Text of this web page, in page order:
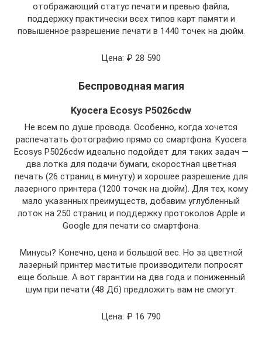
отображающий статус печати и превью файла,
поддержку практически всех типов карт памяти и
повышенное разрешение печати в 1440 точек на дюйм.
Цена: ₽ 28 590
Беспроводная магия
Kyocera Ecosys P5026cdw
Не всем по душе провода. Особенно, когда хочется
распечатать фотографию прямо со смартфона. Kyocera
Ecosys P5026cdw идеально подойдет для таких задач —
два лотка для подачи бумаги, скоростная цветная
печать (26 страниц в минуту) и хорошее разрешение для
лазерного принтера (1200 точек на дюйм). Для тех, кому
мало указанных преимуществ, добавим углубленный
лоток на 250 страниц и поддержку протоколов Apple и
Google для печати со смартфона.
Минусы? Конечно, цена и большой вес. Но за цветной
лазерный принтер маститые производители попросят
еще больше. А вот гарантии на два года и пониженный
шум при печати (48 Дб) предложить вам не смогут.
Цена: ₽ 16 790